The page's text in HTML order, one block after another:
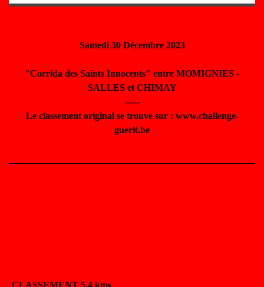
Samedi 30 Décembre 2023
"Corrida des Saints Innocents" entre MOMIGNIES -
SALLES et CHIMAY
-----
Le classement original se trouve sur : www.challenge-
guerit.be
CLASSEMENT 5,4 kms